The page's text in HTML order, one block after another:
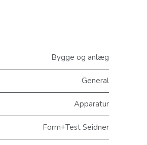
Bygge og anlæg
General
Apparatur
Form+Test Seidner